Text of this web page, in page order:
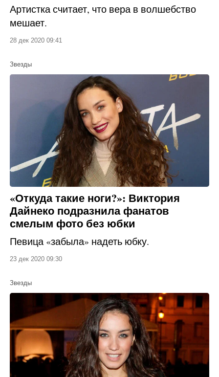
Артистка считает, что вера в волшебство
мешает.
28 дек 2020 09:41
Звезды
«Откуда такие ноги?»: Виктория
Дайнеко подразнила фанатов
смелым фото без юбки
Певица «забыла» надеть юбку.
23 дек 2020 09:30
Звезды